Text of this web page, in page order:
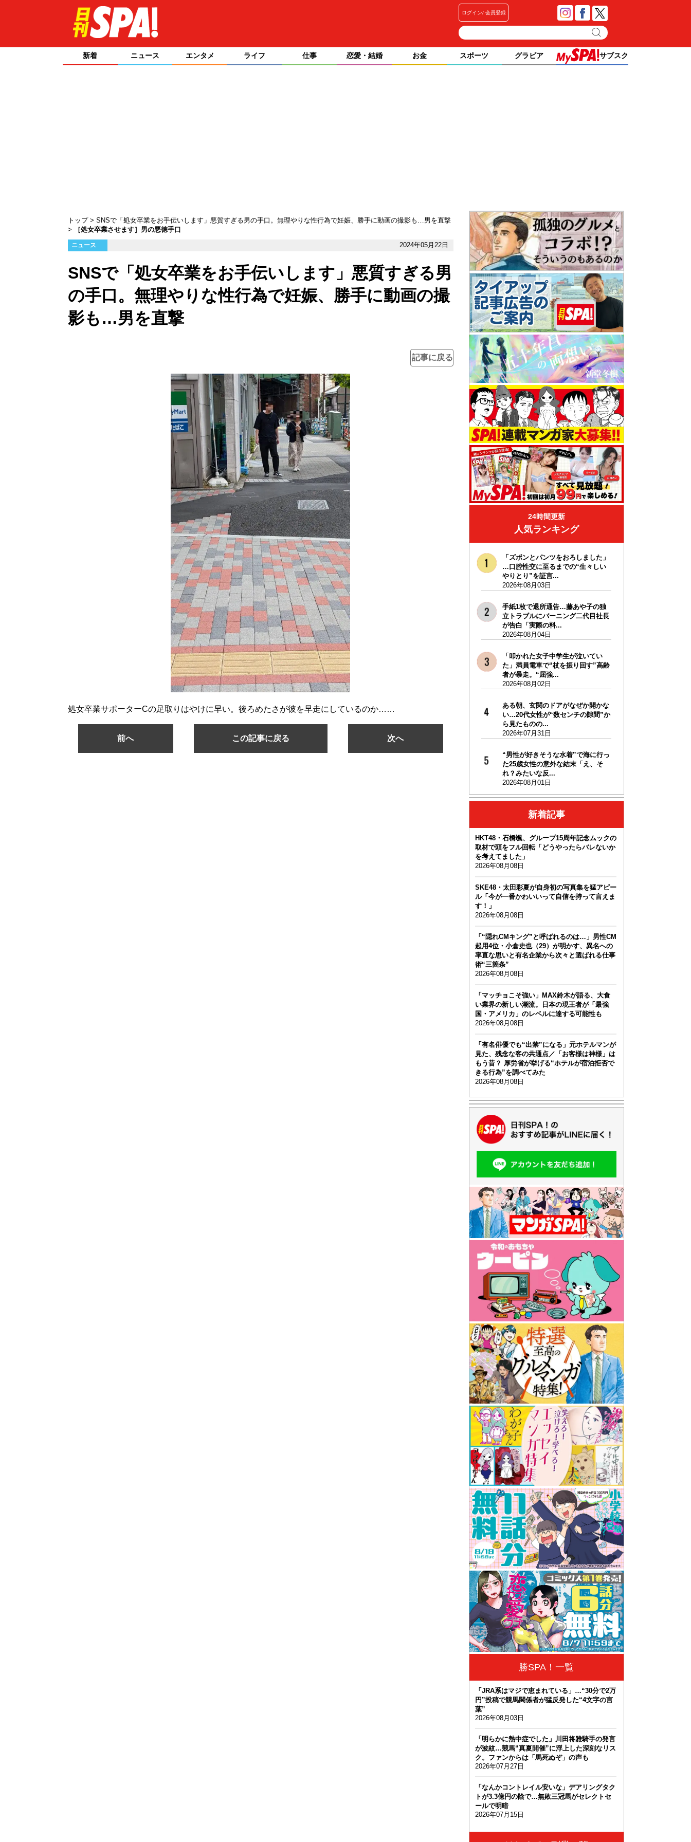
ログイン 会員登録
新着 ニュース エンタメ ライフ 仕事 恋愛・結婚 お金 スポーツ グラビア サブスク
トップ
SNSで「処女卒業をお手伝いします」悪質すぎる男の手口。無理やりな性行為で妊娠、勝手に動画の撮影も…男を直撃
［処女卒業させます］男の悪徳手口
ニュース 2024年05月22日
SNSで「処女卒業をお手伝いします」悪質すぎる男
の手口。無理やりな性行為で妊娠、勝手に動画の撮
影も…男を直撃
記事に戻る
処女卒業サポーターCの足取りはやけに早い。後ろめたさが彼を早走にしているのか……
前へ この記事に戻る 次へ
24時間更新
人気ランキング
「ズボンとパンツをおろしました」
…口腔性交に至るまでの“生々しい
やりとり”を証言...
2026年08月03日
手紙1枚で退所通告…藤あや子の独
立トラブルにバーニング二代目社長
が告白「実際の料...
2026年08月04日
「叩かれた女子中学生が泣いてい
た」満員電車で“杖を振り回す”高齢
者が暴走。“屈強...
2026年08月02日
ある朝、玄関のドアがなぜか開かな
い…20代女性が“数センチの隙間”か
ら見たものの...
2026年07月31日
“男性が好きそうな水着”で海に行っ
た25歳女性の意外な結末「え、そ
れ？みたいな反...
2026年08月01日
新着記事
HKT48・石橋颯、グループ15周年記念ムックの
取材で頭をフル回転「どうやったらバレないか
を考えてました」
2026年08月08日
SKE48・太田彩夏が自身初の写真集を猛アピー
ル「今が一番かわいいって自信を持って言えま
す！」
2026年08月08日
「“隠れCMキング”と呼ばれるのは…」男性CM
起用4位・小倉史也（29）が明かす、異名への
率直な思いと有名企業から次々と選ばれる仕事
術“三箇条”
2026年08月08日
「マッチョこそ強い」MAX鈴木が語る、大食
い業界の新しい潮流。日本の現王者が「最強
国・アメリカ」のレベルに達する可能性も
2026年08月08日
「有名俳優でも“出禁”になる」元ホテルマンが
見た、残念な客の共通点／「お客様は神様」は
もう昔？ 厚労省が挙げる“ホテルが宿泊拒否で
きる行為”を調べてみた
2026年08月08日
勝SPA！一覧
「JRA系はマジで恵まれている」…“30分で2万
円”投稿で競馬関係者が猛反発した“4文字の言
葉”
2026年08月03日
「明らかに熱中症でした」川田将雅騎手の発言
が波紋…競馬“真夏開催”に浮上した深刻なリス
ク。ファンからは「馬死ぬぞ」の声も
2026年07月27日
「なんかコントレイル安いな」デアリングタク
トが3.3億円の陰で…無敗三冠馬がセレクトセ
ールで明暗
2026年07月15日